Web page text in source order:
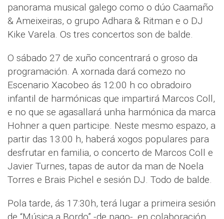
panorama musical galego como o dúo Caamaño
& Ameixeiras, o grupo Adhara & Ritman e o DJ
Kike Varela. Os tres concertos son de balde.
O sábado 27 de xuño concentrará o groso da
programación. A xornada dará comezo no
Escenario Xacobeo ás 12:00 h co obradoiro
infantil de harmónicas que impartirá Marcos Coll,
e no que se agasallará unha harmónica da marca
Hohner a quen participe. Neste mesmo espazo, a
partir das 13:00 h, haberá xogos populares para
desfrutar en familia, o concerto de Marcos Coll e
Javier Turnes, tapas de autor da man de Noela
Torres e Brais Pichel e sesión DJ. Todo de balde.
Pola tarde, ás 17:30h, terá lugar a primeira sesión
de “Música a Bordo” -de pago-, en colaboración